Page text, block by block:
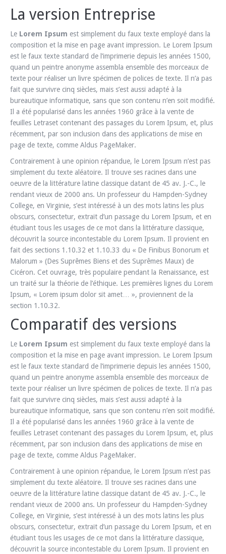
La version Entreprise
Le Lorem Ipsum est simplement du faux texte employé dans la
composition et la mise en page avant impression. Le Lorem Ipsum
est le faux texte standard de l’imprimerie depuis les années 1500,
quand un peintre anonyme assembla ensemble des morceaux de
texte pour réaliser un livre spécimen de polices de texte. Il n’a pas
fait que survivre cinq siècles, mais s’est aussi adapté à la
bureautique informatique, sans que son contenu n’en soit modifié.
Il a été popularisé dans les années 1960 grâce à la vente de
feuilles Letraset contenant des passages du Lorem Ipsum, et, plus
récemment, par son inclusion dans des applications de mise en
page de texte, comme Aldus PageMaker.
Contrairement à une opinion répandue, le Lorem Ipsum n’est pas
simplement du texte aléatoire. Il trouve ses racines dans une
oeuvre de la littérature latine classique datant de 45 av. J.-C., le
rendant vieux de 2000 ans. Un professeur du Hampden-Sydney
College, en Virginie, s’est intéressé à un des mots latins les plus
obscurs, consectetur, extrait d’un passage du Lorem Ipsum, et en
étudiant tous les usages de ce mot dans la littérature classique,
découvrit la source incontestable du Lorem Ipsum. Il provient en
fait des sections 1.10.32 et 1.10.33 du « De Finibus Bonorum et
Malorum » (Des Suprêmes Biens et des Suprêmes Maux) de
Cicéron. Cet ouvrage, très populaire pendant la Renaissance, est
un traité sur la théorie de l’éthique. Les premières lignes du Lorem
Ipsum, « Lorem ipsum dolor sit amet… », proviennent de la
section 1.10.32.
Comparatif des versions
Le Lorem Ipsum est simplement du faux texte employé dans la
composition et la mise en page avant impression. Le Lorem Ipsum
est le faux texte standard de l’imprimerie depuis les années 1500,
quand un peintre anonyme assembla ensemble des morceaux de
texte pour réaliser un livre spécimen de polices de texte. Il n’a pas
fait que survivre cinq siècles, mais s’est aussi adapté à la
bureautique informatique, sans que son contenu n’en soit modifié.
Il a été popularisé dans les années 1960 grâce à la vente de
feuilles Letraset contenant des passages du Lorem Ipsum, et, plus
récemment, par son inclusion dans des applications de mise en
page de texte, comme Aldus PageMaker.
Contrairement à une opinion répandue, le Lorem Ipsum n’est pas
simplement du texte aléatoire. Il trouve ses racines dans une
oeuvre de la littérature latine classique datant de 45 av. J.-C., le
rendant vieux de 2000 ans. Un professeur du Hampden-Sydney
College, en Virginie, s’est intéressé à un des mots latins les plus
obscurs, consectetur, extrait d’un passage du Lorem Ipsum, et en
étudiant tous les usages de ce mot dans la littérature classique,
découvrit la source incontestable du Lorem Ipsum. Il provient en